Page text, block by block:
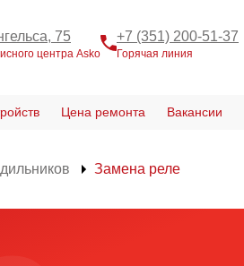
75
центра Asko
+7 (351) 200-51-37
Горячая линия
Цена ремонта Вакансии
Замена реле